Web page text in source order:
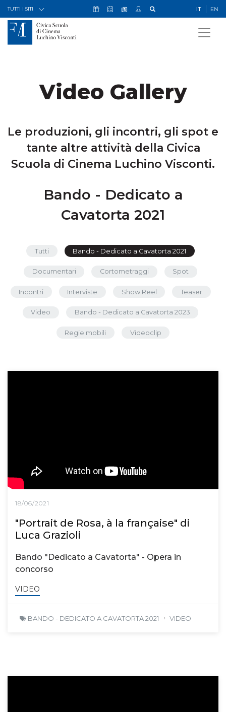
Skip to Content
TUTTI I SITI Icona Sostienici
Icona Calendario Eventi
Icona Newsletter
Icona My Civica IT EN
Video Gallery
Le produzioni, gli incontri, gli spot e
tante altre attività della Civica
Scuola di Cinema Luchino Visconti.
Bando - Dedicato a
Cavatorta 2021
Tutti Bando - Dedicato a Cavatorta 2021
Documentari Cortometraggi Spot
Incontri Interviste Show Reel Teaser
Video Bando - Dedicato a Cavatorta 2023
Regie mobili Videoclip
18/06/2021
"Portrait de Rosa, à la française" di
Luca Grazioli
Bando "Dedicato a Cavatorta" - Opera in
concorso
VIDEO
BANDO - DEDICATO A CAVATORTA 2021 VIDEO